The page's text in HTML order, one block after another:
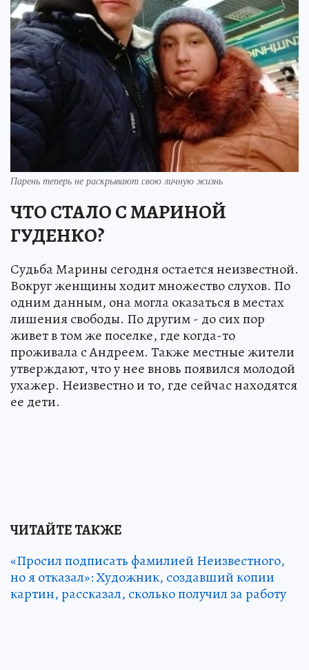
Парень теперь не раскрывают свою личную жизнь
ЧТО СТАЛО С МАРИНОЙ
ГУДЕНКО?
Судьба Марины сегодня остается неизвестной.
Вокруг женщины ходит множество слухов. По
одним данным, она могла оказаться в местах
лишения свободы. По другим - до сих пор
живет в том же поселке, где когда-то
проживала с Андреем. Также местные жители
утверждают, что у нее вновь появился молодой
ухажер. Неизвестно и то, где сейчас находятся
ее дети.
ЧИТАЙТЕ ТАКЖЕ
«Просил подписать фамилией Неизвестного,
но я отказал»: Художник, создавший копии
картин, рассказал, сколько получил за работу